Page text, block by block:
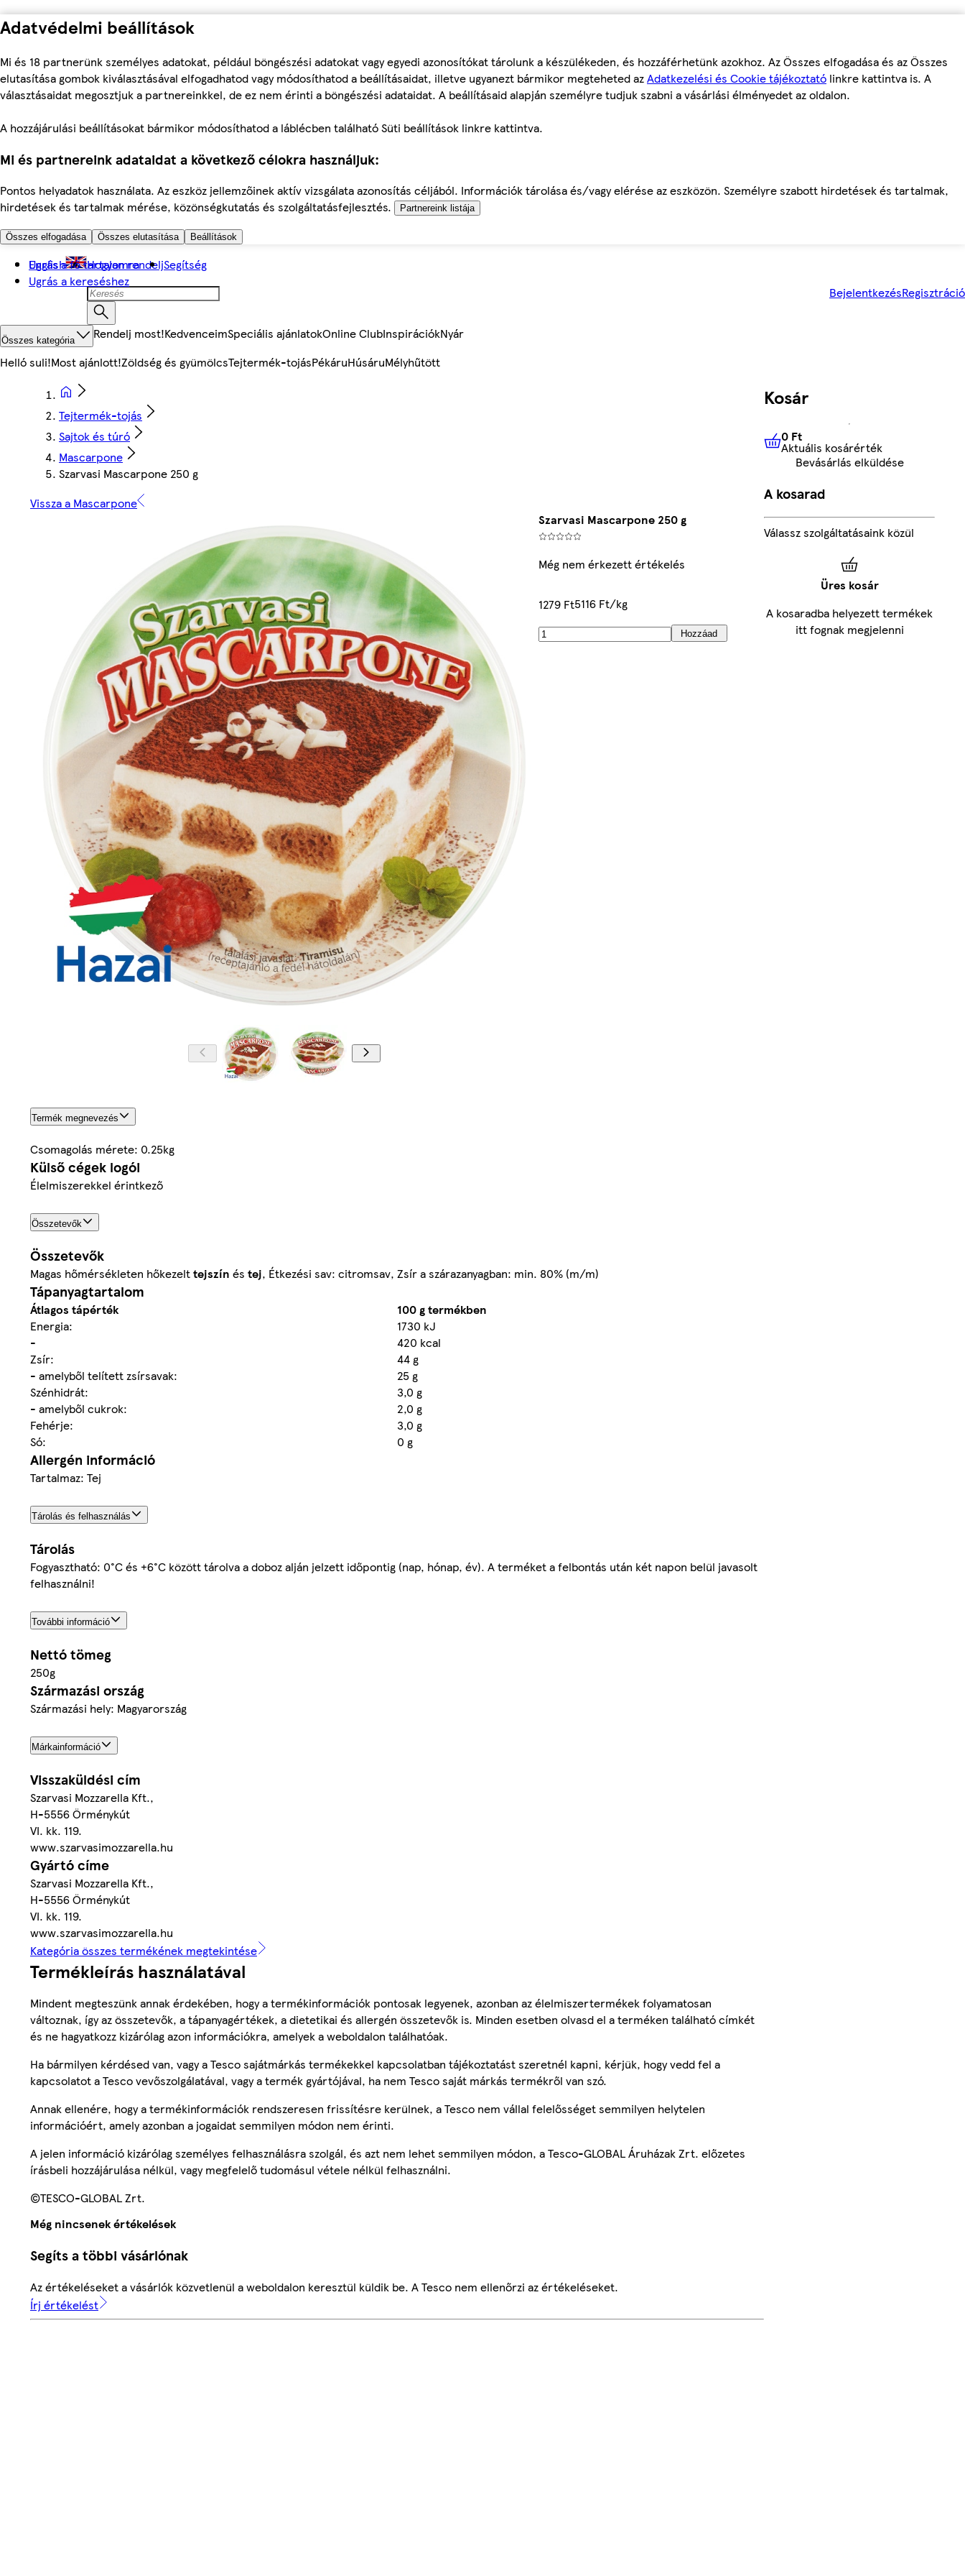
Adatvédelmi beállítások
Mi és 18 partnerünk személyes adatokat, például böngészési adatokat vagy egyedi azonosítókat tárolunk a készülékeden, és hozzáférhetünk azokhoz. Az Összes elfogadása és az Összes
elutasítása gombok kiválasztásával elfogadhatod vagy módosíthatod a beállításaidat, illetve ugyanezt bármikor megteheted azAdatkezelési és Cookie tájékoztató linkre kattintva is. A
választásaidat megosztjuk a partnereinkkel, de ez nem érinti a böngészési adataidat. A beállításaid alapján személyre tudjuk szabni a vásárlási élményedet az oldalon.
A hozzájárulási beállításokat bármikor módosíthatod a láblécben található Süti beállítások linkre kattintva.
Mi és partnereink adataidat a következő célokra használjuk:
Pontos helyadatok használata. Az eszköz jellemzőinek aktív vizsgálata azonosítás céljából. Információk tárolása és/vagy elérése az eszközön. Személyre szabott hirdetések és tartalmak,
hirdetések és tartalmak mérése, közönségkutatás és szolgáltatásfejlesztés.
Partnereink listája
Összes elfogadása Összes elutasítása Beállítások
Ugrás a fő tartalomra
Ugrás a kereséshez
English Hogyan rendeljSegítség
BejelentkezésRegisztráció
Összes kategória Rendelj most!KedvenceimSpeciális ajánlatokOnline ClubInspirációkNyár
Helló suli!Most ajánlott!Zöldség és gyümölcsTejtermék-tojásPékáruHúsáruMélyhűtött
Tejtermék-tojás
Sajtok és túró
Mascarpone
Szarvasi Mascarpone 250 g
Vissza a Mascarpone
Szarvasi Mascarpone 250 g
Még nem érkezett értékelés
1279 Ft5116 Ft/kg
Hozzáad
Termék megnevezés
Csomagolás mérete: 0.25kg
Külső cégek logói
Élelmiszerekkel érintkező
Összetevők
Összetevők
Magas hőmérsékleten hőkezelttejszín és tej, Étkezési sav: citromsav, Zsír a szárazanyagban: min. 80% (m/m)
Tápanyagtartalom
Átlagos tápérték
100 g termékben
Energia:
1730 kJ
-
420 kcal
Zsír:
44 g
- amelyből telített zsírsavak:
25 g
Szénhidrát:
3,0 g
- amelyből cukrok:
2,0 g
Fehérje:
3,0 g
Só:
0 g
Allergén információ
Tartalmaz: Tej
Tárolás és felhasználás
Tárolás
Fogyasztható: 0°C és +6°C között tárolva a doboz alján jelzett időpontig (nap, hónap, év). A terméket a felbontás után két napon belül javasolt
felhasználni!
További információ
Nettó tömeg
250g
Származási ország
Származási hely: Magyarország
Márkainformáció
Visszaküldési cím
Szarvasi Mozzarella Kft.,
H-5556 Örménykút
VI. kk. 119.
www.szarvasimozzarella.hu
Gyártó címe
Szarvasi Mozzarella Kft.,
H-5556 Örménykút
VI. kk. 119.
www.szarvasimozzarella.hu
Kategória összes termékének megtekintése
Termékleírás használatával
Mindent megteszünk annak érdekében, hogy a termékinformációk pontosak legyenek, azonban az élelmiszertermékek folyamatosan
változnak, így az összetevők, a tápanyagértékek, a dietetikai és allergén összetevők is. Minden esetben olvasd el a terméken található címkét
és ne hagyatkozz kizárólag azon információkra, amelyek a weboldalon találhatóak.
Ha bármilyen kérdésed van, vagy a Tesco sajátmárkás termékekkel kapcsolatban tájékoztatást szeretnél kapni, kérjük, hogy vedd fel a
kapcsolatot a Tesco vevőszolgálatával, vagy a termék gyártójával, ha nem Tesco saját márkás termékről van szó.
Annak ellenére, hogy a termékinformációk rendszeresen frissítésre kerülnek, a Tesco nem vállal felelősséget semmilyen helytelen
információért, amely azonban a jogaidat semmilyen módon nem érinti.
A jelen információ kizárólag személyes felhasználásra szolgál, és azt nem lehet semmilyen módon, a Tesco-GLOBAL Áruházak Zrt. előzetes
írásbeli hozzájárulása nélkül, vagy megfelelő tudomásul vétele nélkül felhasználni.
©TESCO-GLOBAL Zrt.
Még nincsenek értékelések
Segíts a többi vásárlónak
Az értékeléseket a vásárlók közvetlenül a weboldalon keresztül küldik be. A Tesco nem ellenőrzi az értékeléseket.
Írj értékelést
Kosár
0 FtAktuális kosárérték
0 Ft
Aktuális kosárérték
Bevásárlás elküldése
A kosarad
Válassz szolgáltatásaink közül
Üres kosár
A kosaradba helyezett termékek
itt fognak megjelenni